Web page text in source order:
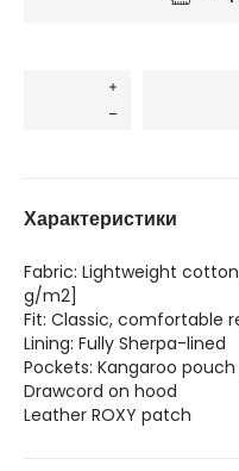
Характеристики
Fabric: Lightweight
g/m2]
Fit: Classic, comfortable
Lining: Fully Sherpa-lined
Pockets: Kangaroo
Drawcord on hood
Leather ROXY patch